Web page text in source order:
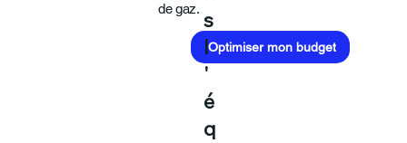
de gaz.
Optimiser mon budget
s
l
'
é
q